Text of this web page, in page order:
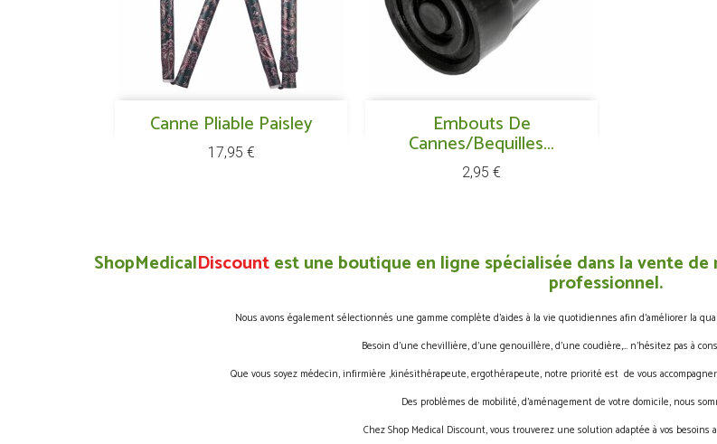
Canne Pliable Paisley
Prix
17,95 €
 Aperçu rapide Embouts De
Cannes/bequilles...
Prix
2,95 €
Aperçu rapide
ShopMedicalDiscountest une boutique en ligne spécialisée dans la vente
professionnel.
Nous avons également sélectionnés une gamme complète d’aides à la vie quotidiennes afin d’améliorer la
Besoin d’une chevillière, d’une genouillère, d’une coudière,… n’hésitez pas à
Que vous soyez médecin, infirmière ,kinésithérapeute, ergothérapeute, notre priorité est de vous
Des problèmes de mobilité, d’aménagement de votre domicile, nous
Chez Shop Medical Discount, vous trouverez une solution adaptée à vos